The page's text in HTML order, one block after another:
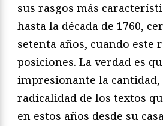
sus rasgos más
hasta la década de 1760,
setenta años, cuando este
posiciones. La verdad es
impresionante la cantidad,
radicalidad de los textos
en estos años desde su